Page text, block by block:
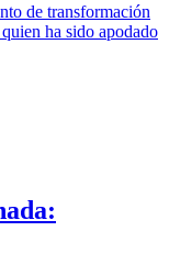
de transformación
ha sido apodado